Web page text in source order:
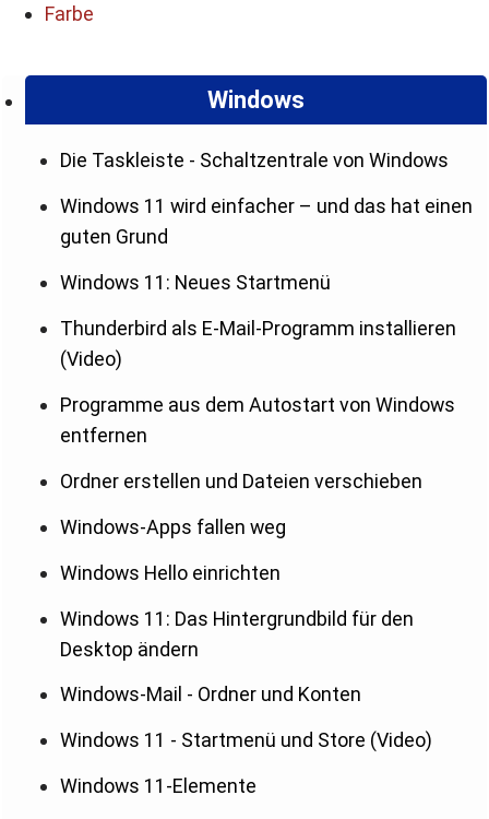
Windows
Die Taskleiste - Schaltzentrale von Windows
Windows 11 wird einfacher – und das hat einen
guten Grund
Windows 11: Neues Startmenü
Thunderbird als E-Mail-Programm installieren
(Video)
Programme aus dem Autostart von Windows
entfernen
Ordner erstellen und Dateien verschieben
Windows-Apps fallen weg
Windows Hello einrichten
Windows 11: Das Hintergrundbild für den
Desktop ändern
Windows-Mail - Ordner und Konten
Windows 11 - Startmenü und Store (Video)
Windows 11-Elemente
Farbe